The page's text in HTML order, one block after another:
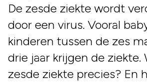
De zesde ziekte wordt
door een virus. Vooral
kinderen tussen de zes
drie jaar krijgen de ziekte.
zesde ziekte precies? En